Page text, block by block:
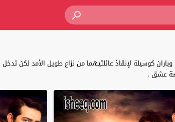
كوسيلة لإنقاذ عائلتيهما من نزاع طويل الأمد لكن تدخل